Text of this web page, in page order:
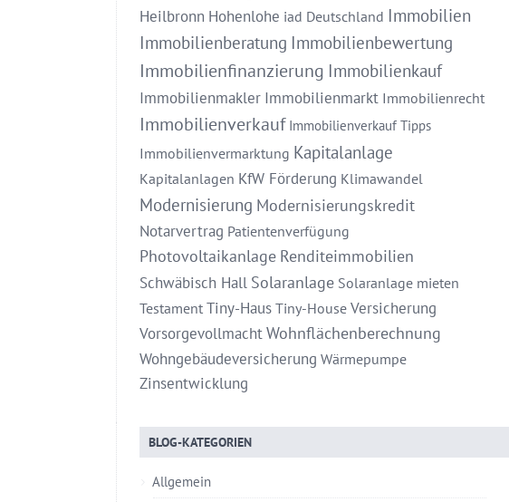
Heilbronn Hohenlohe iad Deutschland Immobilien
Immobilienberatung Immobilienbewertung
Immobilienfinanzierung Immobilienkauf
Immobilienmakler Immobilienmarkt Immobilienrecht
Immobilienverkauf Immobilienverkauf Tipps
Immobilienvermarktung Kapitalanlage
Kapitalanlagen KfW Förderung Klimawandel
Modernisierung Modernisierungskredit
Notarvertrag Patientenverfügung
Photovoltaikanlage Renditeimmobilien
Schwäbisch Hall Solaranlage Solaranlage mieten
Testament Tiny-Haus Tiny-House Versicherung
VorsorgevollmachtWohnflächenberechnung
Wohngebäudeversicherung Wärmepumpe
Zinsentwicklung
BLOG-KATEGORIEN
Allgemein